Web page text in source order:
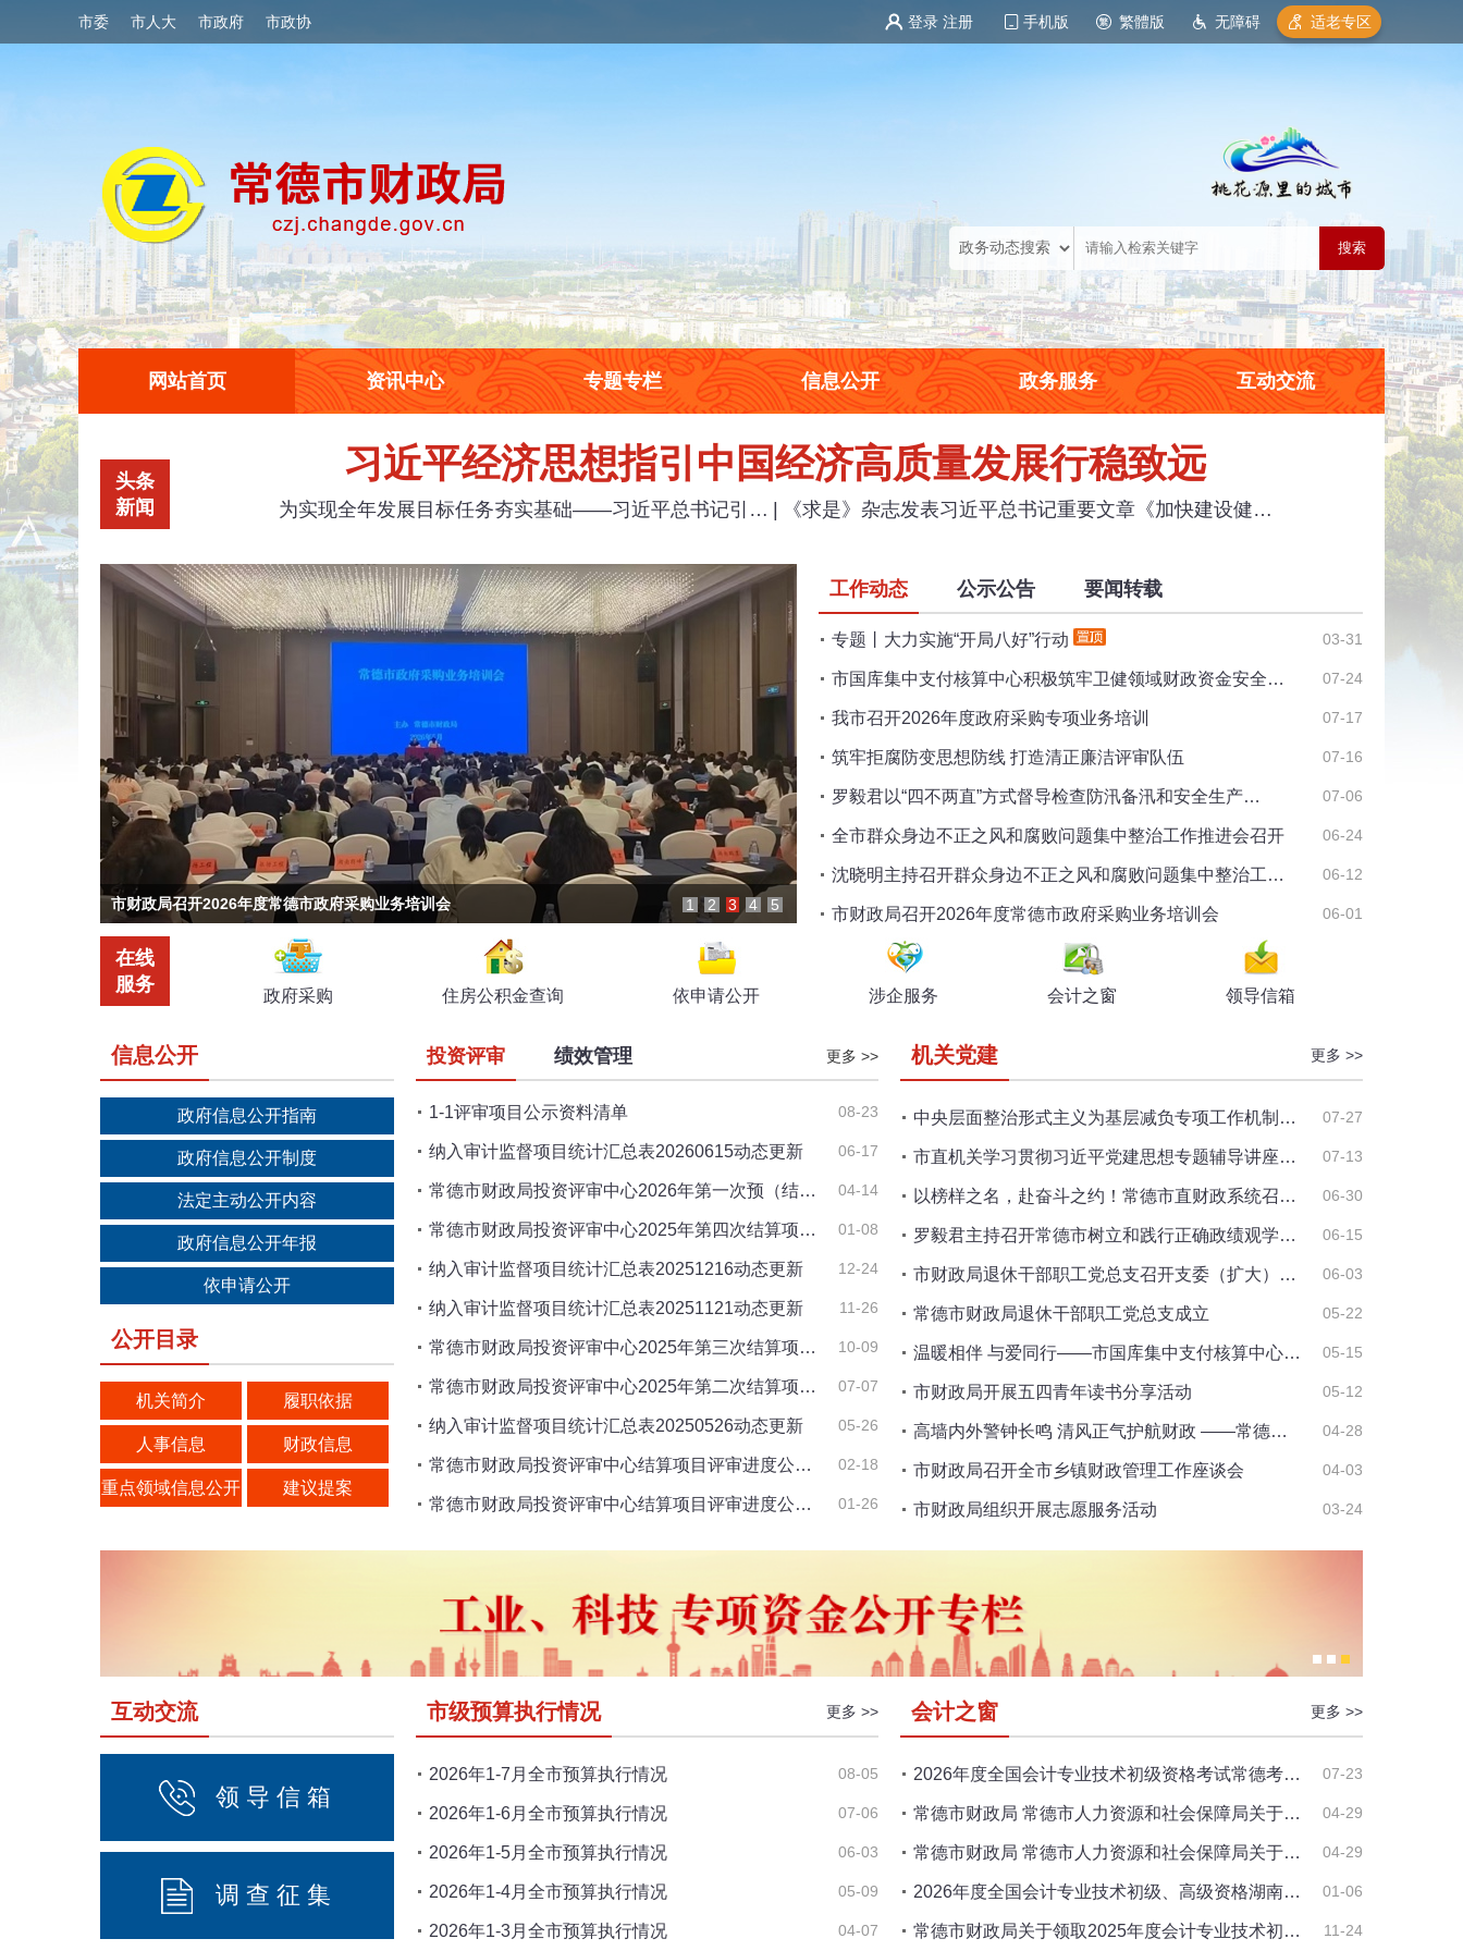
市委 市人大 市政府 市政协 登录 注册 手机版 繁體版 无障碍 适老专区
网站首页 资讯中心 专题专栏 信息公开 政务服务 互动交流
头条
新闻
习近平经济思想指引中国经济高质量发展行稳致远
为实现全年发展目标任务夯实基础——习近平总书记引… 《求是》杂志发表习近平总书记重要文章《加快建设健…
市财政局召开2026年度常德市政府采购业务培训会 市财政局召开区县市评审中心负责人座谈会
1 2 3 4 5
工作动态 公示公告 要闻转载
03-31
专题丨大力实施“开局八好”行动
07-24
市国库集中支付核算中心积极筑牢卫健领域财政资金安全…
07-17
我市召开2026年度政府采购专项业务培训
07-16
筑牢拒腐防变思想防线 打造清正廉洁评审队伍
07-06
罗毅君以“四不两直”方式督导检查防汛备汛和安全生产…
06-24
全市群众身边不正之风和腐败问题集中整治工作推进会召开
06-12
沈晓明主持召开群众身边不正之风和腐败问题集中整治工…
06-01
市财政局召开2026年度常德市政府采购业务培训会
在线
服务
政府采购 住房公积金查询 依申请公开 涉企服务 会计之窗 领导信箱
信息公开
政府信息公开指南
政府信息公开制度
法定主动公开内容
政府信息公开年报
依申请公开
公开目录
机关简介 履职依据
人事信息 财政信息
重点领域信息公开 建议提案
更多 >>
投资评审 绩效管理
08-23
1-1评审项目公示资料清单
06-17
纳入审计监督项目统计汇总表20260615动态更新
04-14
常德市财政局投资评审中心2026年第一次预（结…
01-08
常德市财政局投资评审中心2025年第四次结算项…
12-24
纳入审计监督项目统计汇总表20251216动态更新
11-26
纳入审计监督项目统计汇总表20251121动态更新
10-09
常德市财政局投资评审中心2025年第三次结算项…
07-07
常德市财政局投资评审中心2025年第二次结算项…
05-26
纳入审计监督项目统计汇总表20250526动态更新
02-18
常德市财政局投资评审中心结算项目评审进度公…
01-26
常德市财政局投资评审中心结算项目评审进度公…
机关党建 更多 >>
07-27
中央层面整治形式主义为基层减负专项工作机制…
07-13
市直机关学习贯彻习近平党建思想专题辅导讲座…
06-30
以榜样之名，赴奋斗之约！常德市直财政系统召…
06-15
罗毅君主持召开常德市树立和践行正确政绩观学…
06-03
市财政局退休干部职工党总支召开支委（扩大）…
05-22
常德市财政局退休干部职工党总支成立
05-15
温暖相伴 与爱同行——市国库集中支付核算中心…
05-12
市财政局开展五四青年读书分享活动
04-28
高墙内外警钟长鸣 清风正气护航财政 ——常德…
04-03
市财政局召开全市乡镇财政管理工作座谈会
03-24
市财政局组织开展志愿服务活动
互动交流
领 导 信 箱
调 查 征 集
市级预算执行情况 更多 >>
08-05
2026年1-7月全市预算执行情况
07-06
2026年1-6月全市预算执行情况
06-03
2026年1-5月全市预算执行情况
05-09
2026年1-4月全市预算执行情况
04-07
2026年1-3月全市预算执行情况
会计之窗 更多 >>
07-23
2026年度全国会计专业技术初级资格考试常德考…
04-29
常德市财政局 常德市人力资源和社会保障局关于…
04-29
常德市财政局 常德市人力资源和社会保障局关于…
01-06
2026年度全国会计专业技术初级、高级资格湖南…
11-24
常德市财政局关于领取2025年度会计专业技术初…